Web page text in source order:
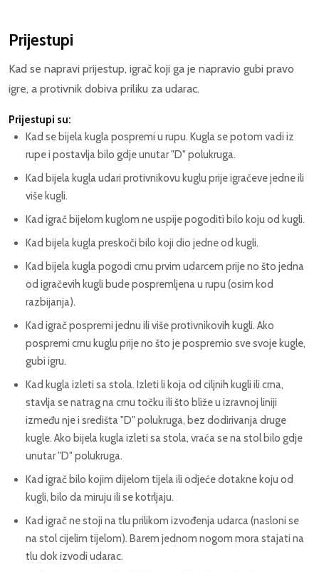
Prijestupi
Kad se napravi prijestup, igrač koji ga je napravio gubi pravo
igre, a protivnik dobiva priliku za udarac.
Prijestupi su:
Kad se bijela kugla pospremi u rupu. Kugla se potom vadi iz
rupe i postavlja bilo gdje unutar "D" polukruga.
Kad bijela kugla udari protivnikovu kuglu prije igračeve jedne ili
više kugli.
Kad igrač bijelom kuglom ne uspije pogoditi bilo koju od kugli.
Kad bijela kugla preskoči bilo koji dio jedne od kugli.
Kad bijela kugla pogodi crnu prvim udarcem prije no što jedna
od igračevih kugli bude pospremljena u rupu (osim kod
razbijanja).
Kad igrač pospremi jednu ili više protivnikovih kugli. Ako
pospremi crnu kuglu prije no što je pospremio sve svoje kugle,
gubi igru.
Kad kugla izleti sa stola. Izleti li koja od ciljnih kugli ili crna,
stavlja se natrag na crnu točku ili što bliže u izravnoj liniji
između nje i središta "D" polukruga, bez dodirivanja druge
kugle. Ako bijela kugla izleti sa stola, vraća se na stol bilo gdje
unutar "D" polukruga.
Kad igrač bilo kojim dijelom tijela ili odjeće dotakne koju od
kugli, bilo da miruju ili se kotrljaju.
Kad igrač ne stoji na tlu prilikom izvođenja udarca (nasloni se
na stol cijelim tijelom). Barem jednom nogom mora stajati na
tlu dok izvodi udarac.